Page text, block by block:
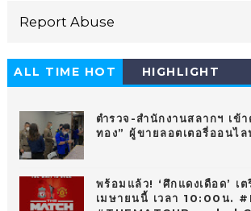
Report Abuse
ALL TIME HOT
HIGHLIGHT
ตำรวจ-สำนักงานสลากฯ เข้
ทอง” ผู้ขายลอตเตอรี่ออนไ
พร้อมแล้ว! ‘ศึกแดงเดือด’ เ
เมษายนนี้ เวลา 10:00น.